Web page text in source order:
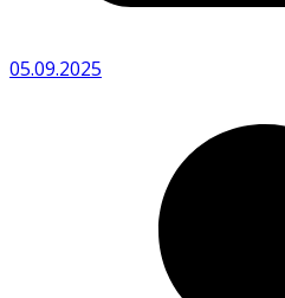
05.09.2025